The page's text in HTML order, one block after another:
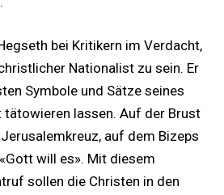
bei Kritikern im Verdacht,
Nationalist zu sein. Er
Symbole und Sätze seines
tätowieren lassen. Auf der Brust
auf dem Bizeps
will es». Mit diesem
sollen die Christen in den